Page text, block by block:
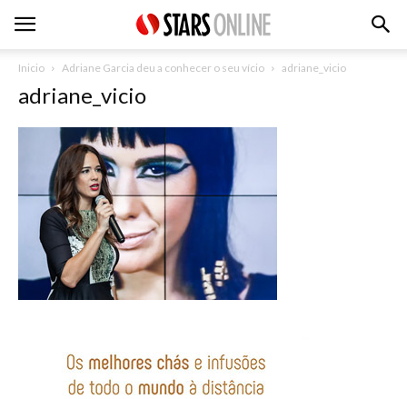
Inicio Adriane Garcia deu a conhecer o seu vício adriane_vicio
adriane_vicio